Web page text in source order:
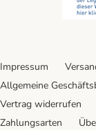
Impressum
Allgemeine
Vertrag widerrufen
Zahlungsarten